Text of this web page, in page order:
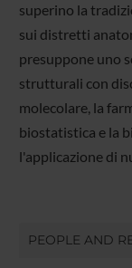
superino la
sui distretti
presuppone uno
strutturali con
molecolare, la
biostatistica e la
l'applicazione di
PEOPLE AND